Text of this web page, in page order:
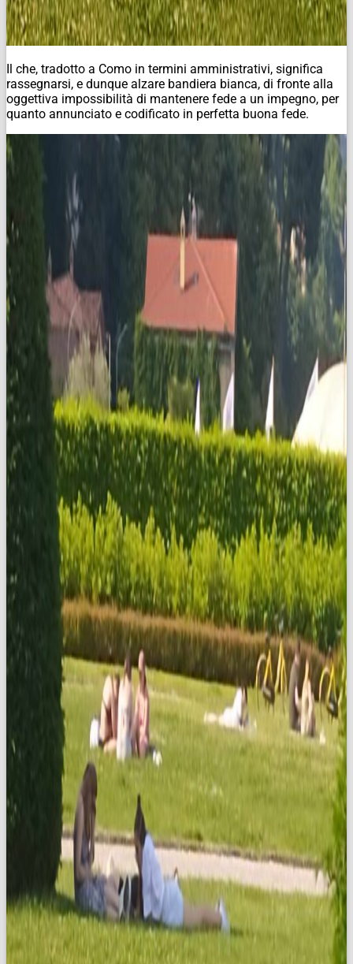
Il che, tradotto a Como in termini amministrativi, significa
rassegnarsi, e dunque alzare bandiera bianca, di fronte alla
oggettiva impossibilità di mantenere fede a un impegno, per
quanto annunciato e codificato in perfetta buona fede.